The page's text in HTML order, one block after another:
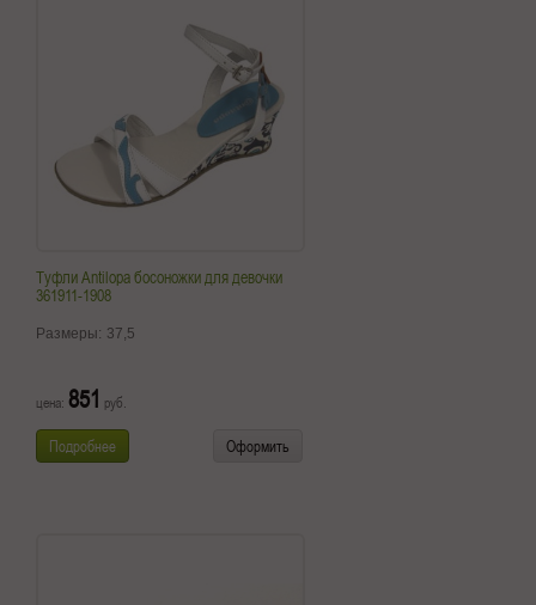
Туфли Antilopa босоножки для девочки
361911-1908
Размеры: 37,5
цена: 851 руб.
Подробнее Оформить